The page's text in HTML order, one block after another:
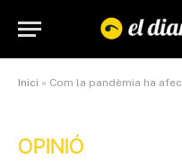
Inici » Com la pandèmia ha
OPINIÓ